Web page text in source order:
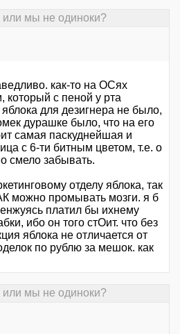
или мы не одиноки?
как-то на ОСях
который с пеной у рта
для дезигнера не было,
дурашке было, что на его
самая паскуднейшая и
с 6-ти битным цветом, т.е. о
смело забывать.
отделу яблока, так
можно промывать мозги. я б
платил бы ихнему
ибо он того стОит. что без
яблока не отличается от
по рублю за мешок. как
или мы не одиноки?